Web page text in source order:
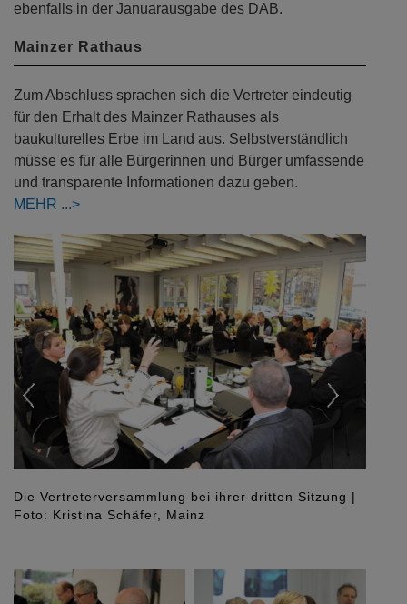
ebenfalls in der Januarausgabe des DAB.
Mainzer Rathaus
Zum Abschluss sprachen sich die Vertreter eindeutig
für den Erhalt des Mainzer Rathauses als
baukulturelles Erbe im Land aus. Selbstverständlich
müsse es für alle Bürgerinnen und Bürger umfassende
und transparente Informationen dazu geben.
MEHR
Kammerpräsident Gerold Reker leitete die
Vertreterversammlung (2.v.r.), neben ihm
Eichler (v.r.n.l.) | Foto: Kristina Schäfer, Mainz
Previous Next